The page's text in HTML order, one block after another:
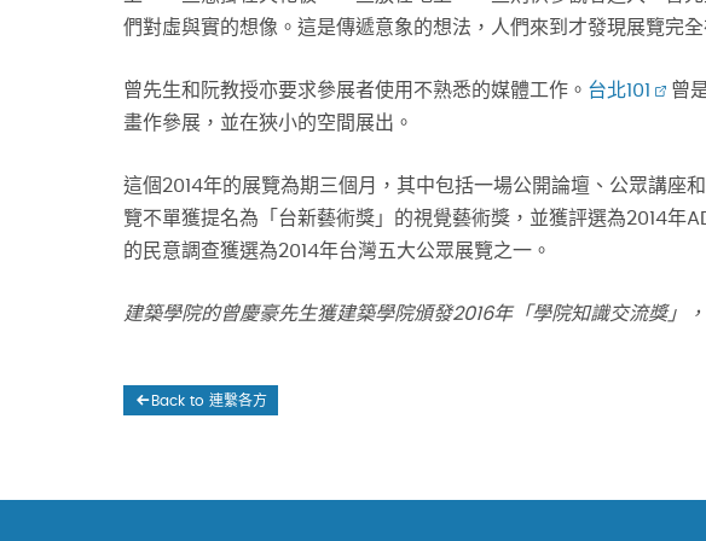
們對虛與實的想像。這是傳遞意象的想法，人們來到才發現展覽完全
曾先生和阮教授亦要求參展者使用不熟悉的媒體工作。 台北101
曾
畫作參展，並在狹小的空間展出。
這個2014年的展覽為期三個月，其中包括一場公開論壇、公眾講座
覽不單獲提名為「台新藝術獎」的視覺藝術獎，並獲評選為2014年
的民意調查獲選為2014年台灣五大公眾展覽之一。
建築學院的曾慶豪先生獲建築學院頒發2016年「學院知識交流獎」
Back to 連繫各方